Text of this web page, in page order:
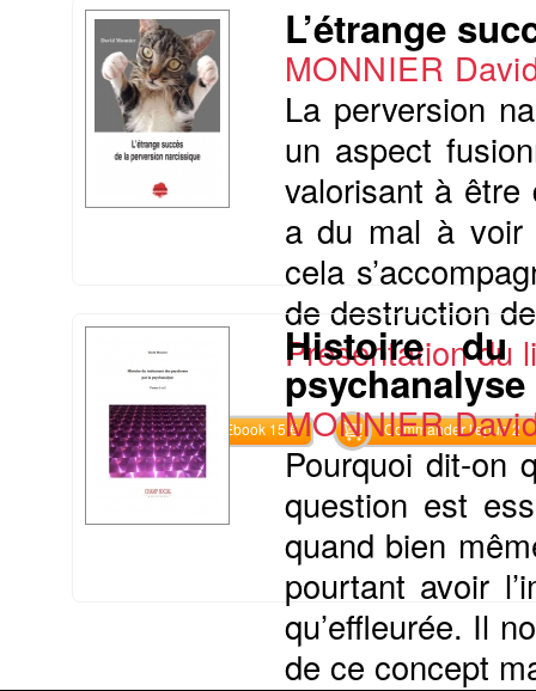
L’étrange
MONNIER
La perversion
un aspect
valorisant à
a du mal à voir
cela
de destruction
Présentation du
Commander l'Ebook 15 € Commander l'epub 2
Histoire du
psychanalyse
MONNIER
Pourquoi dit-on
question est
quand bien
pourtant avoir
qu’effleurée. Il
de ce concept